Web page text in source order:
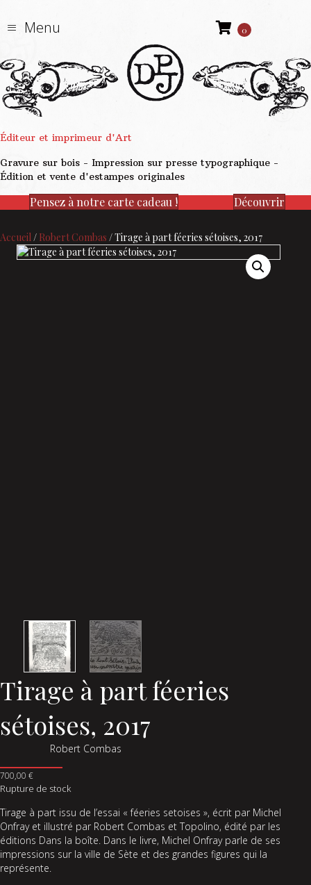
Menu 0
Éditeur et imprimeur d'Art
Gravure sur bois - Impression sur presse typographique -
Édition et vente d'estampes originales
Pensez à notre carte cadeau ! Découvrir
Accueil / Robert Combas / Tirage à part féeries sétoises, 2017
Tirage à part féeries
sétoises, 2017
Robert Combas
700,00 €
Rupture de stock
Tirage à part issu de l’essai « féeries setoises », écrit par Michel
Onfray et illustré par Robert Combas et Topolino, édité par les
éditions Dans la boîte. Dans le livre, Michel Onfray parle de ses
impressions sur la ville de Sète et des grandes figures qui la
représente.